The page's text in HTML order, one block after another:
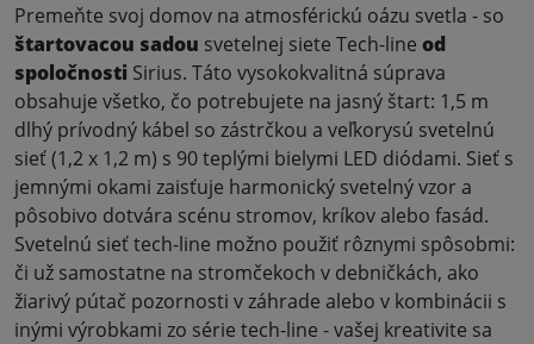
Premeňte svoj domov na atmosférickú oázu svetla - so
štartovacou sadou svetelnej siete Tech-line od
spoločnosti Sirius. Táto vysokokvalitná súprava
obsahuje všetko, čo potrebujete na jasný štart: 1,5 m
dlhý prívodný kábel so zástrčkou a veľkorysú svetelnú
sieť (1,2 x 1,2 m) s 90 teplými bielymi LED diódami. Sieť s
jemnými okami zaisťuje harmonický svetelný vzor a
pôsobivo dotvára scénu stromov, kríkov alebo fasád.
Svetelnú sieť tech-line možno použiť rôznymi spôsobmi:
či už samostatne na stromčekoch v debničkách, ako
žiarivý pútač pozornosti v záhrade alebo v kombinácii s
inými výrobkami zo série tech-line - vašej kreativite sa